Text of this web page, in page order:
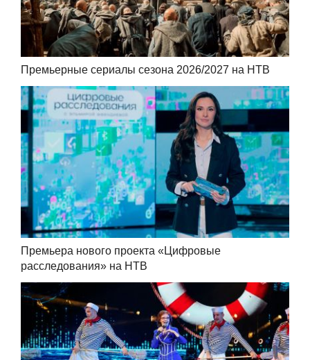
Премьерные сериалы сезона 2026/2027 на НТВ
Премьера нового проекта «Цифровые
расследования» на НТВ